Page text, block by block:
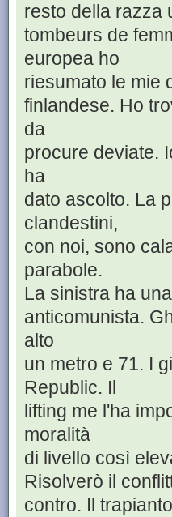
resto della razza
tombeurs de
europea ho
riesumato le mie
finlandese. Ho
da
procure deviate.
ha
dato ascolto. La
clandestini,
con noi, sono
parabole.
La sinistra ha
anticomunista.
alto
un metro e 71. I
Republic. Il
lifting me l'ha
moralità
di livello così
Risolverò il
contro. Il